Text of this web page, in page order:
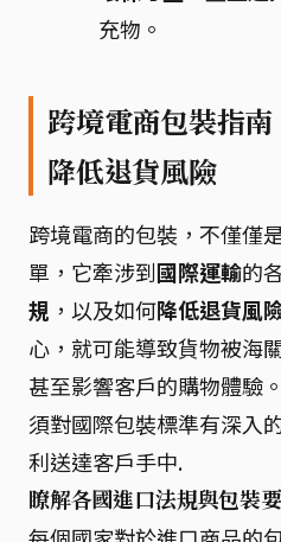
充物。
跨境電商包裝指南
降低退貨風險
跨境電商的包裝，不僅僅
單，它牽涉到國際運輸的
規 ，以及如何降低退貨風
心，就可能導致貨物被海
甚至影響客戶的購物體驗
須對國際包裝標準有深入
利送達客戶手中.
瞭解各國進口法規與包裝